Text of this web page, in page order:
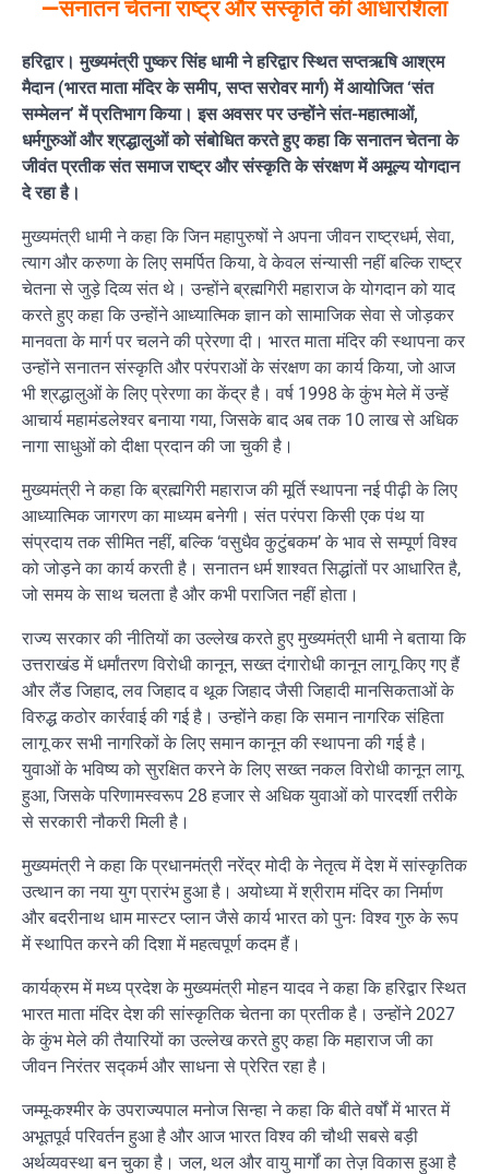
—सनातन चेतना राष्ट्र और संस्कृति की आधारशिला
हरिद्वार। मुख्यमंत्री पुष्कर सिंह धामी ने हरिद्वार स्थित सप्तऋषि आश्रम
मैदान (भारत माता मंदिर के समीप, सप्त सरोवर मार्ग) में आयोजित ‘संत
सम्मेलन’ में प्रतिभाग किया। इस अवसर पर उन्होंने संत-महात्माओं,
धर्मगुरुओं और श्रद्धालुओं को संबोधित करते हुए कहा कि सनातन चेतना के
जीवंत प्रतीक संत समाज राष्ट्र और संस्कृति के संरक्षण में अमूल्य योगदान
दे रहा है।
मुख्यमंत्री धामी ने कहा कि जिन महापुरुषों ने अपना जीवन राष्ट्रधर्म, सेवा,
त्याग और करुणा के लिए समर्पित किया, वे केवल संन्यासी नहीं बल्कि राष्ट्र
चेतना से जुड़े दिव्य संत थे। उन्होंने ब्रह्मगिरी महाराज के योगदान को याद
करते हुए कहा कि उन्होंने आध्यात्मिक ज्ञान को सामाजिक सेवा से जोड़कर
मानवता के मार्ग पर चलने की प्रेरणा दी। भारत माता मंदिर की स्थापना कर
उन्होंने सनातन संस्कृति और परंपराओं के संरक्षण का कार्य किया, जो आज
भी श्रद्धालुओं के लिए प्रेरणा का केंद्र है। वर्ष 1998 के कुंभ मेले में उन्हें
आचार्य महामंडलेश्वर बनाया गया, जिसके बाद अब तक 10 लाख से अधिक
नागा साधुओं को दीक्षा प्रदान की जा चुकी है।
मुख्यमंत्री ने कहा कि ब्रह्मगिरी महाराज की मूर्ति स्थापना नई पीढ़ी के लिए
आध्यात्मिक जागरण का माध्यम बनेगी। संत परंपरा किसी एक पंथ या
संप्रदाय तक सीमित नहीं, बल्कि ‘वसुधैव कुटुंबकम’ के भाव से सम्पूर्ण विश्व
को जोड़ने का कार्य करती है। सनातन धर्म शाश्वत सिद्धांतों पर आधारित है,
जो समय के साथ चलता है और कभी पराजित नहीं होता।
राज्य सरकार की नीतियों का उल्लेख करते हुए मुख्यमंत्री धामी ने बताया कि
उत्तराखंड में धर्मांतरण विरोधी कानून, सख्त दंगारोधी कानून लागू किए गए हैं
और लैंड जिहाद, लव जिहाद व थूक जिहाद जैसी जिहादी मानसिकताओं के
विरुद्ध कठोर कार्रवाई की गई है। उन्होंने कहा कि समान नागरिक संहिता
लागू कर सभी नागरिकों के लिए समान कानून की स्थापना की गई है।
युवाओं के भविष्य को सुरक्षित करने के लिए सख्त नकल विरोधी कानून लागू
हुआ, जिसके परिणामस्वरूप 28 हजार से अधिक युवाओं को पारदर्शी तरीके
से सरकारी नौकरी मिली है।
मुख्यमंत्री ने कहा कि प्रधानमंत्री नरेंद्र मोदी के नेतृत्व में देश में सांस्कृतिक
उत्थान का नया युग प्रारंभ हुआ है। अयोध्या में श्रीराम मंदिर का निर्माण
और बदरीनाथ धाम मास्टर प्लान जैसे कार्य भारत को पुनः विश्व गुरु के रूप
में स्थापित करने की दिशा में महत्वपूर्ण कदम हैं।
कार्यक्रम में मध्य प्रदेश के मुख्यमंत्री मोहन यादव ने कहा कि हरिद्वार स्थित
भारत माता मंदिर देश की सांस्कृतिक चेतना का प्रतीक है। उन्होंने 2027
के कुंभ मेले की तैयारियों का उल्लेख करते हुए कहा कि महाराज जी का
जीवन निरंतर सद्कर्म और साधना से प्रेरित रहा है।
जम्मू-कश्मीर के उपराज्यपाल मनोज सिन्हा ने कहा कि बीते वर्षों में भारत में
अभूतपूर्व परिवर्तन हुआ है और आज भारत विश्व की चौथी सबसे बड़ी
अर्थव्यवस्था बन चुका है। जल, थल और वायु मार्गों का तेज़ विकास हुआ है